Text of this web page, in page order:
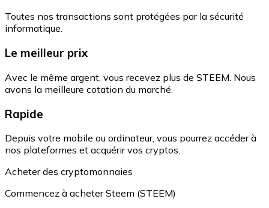
Toutes nos transactions sont protégées par la sécurité
informatique.
Le meilleur prix
Avec le même argent, vous recevez plus de STEEM. Nous
avons la meilleure cotation du marché.
Rapide
Depuis votre mobile ou ordinateur, vous pourrez accéder à
nos plateformes et acquérir vos cryptos.
Acheter des cryptomonnaies
Commencez à acheter Steem (STEEM)